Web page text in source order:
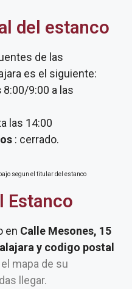
del estanco
de las
es el siguiente:
8:00/9:00 a las
las 14:00
: cerrado.
segun el titular del estanco
Estanco
en Calle Mesones, 15
y codigo postal
mapa de su
llegar.